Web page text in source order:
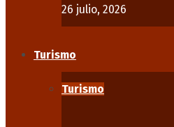
26 julio, 2026
Turismo
Turismo